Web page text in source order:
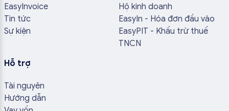
EasyInvoice
Tin tức
Sự kiện
Hộ kinh doanh
EasyIn - Hóa đơn đầu vào
EasyPIT - Khấu trừ thuế
TNCN
Hỗ trợ
Tài nguyên
Hướng dẫn